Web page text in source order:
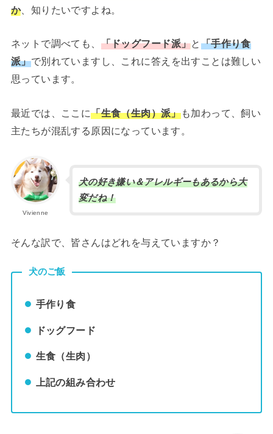
か、知りたいですよね。
ネットで調べても、 「ドッグフード派」と 「手作り食
派」で別れていますし、これに答えを出すことは難しい
思っています。
最近では、ここに「生食（生肉）派」も加わって、飼い
主たちが混乱する原因になっています。
Vivienne
犬の好き嫌い＆アレルギーもあるから大
変だね！
そんな訳で、皆さんはどれを与えていますか？
犬のご飯
手作り食
ドッグフード
生食（生肉）
上記の組み合わせ